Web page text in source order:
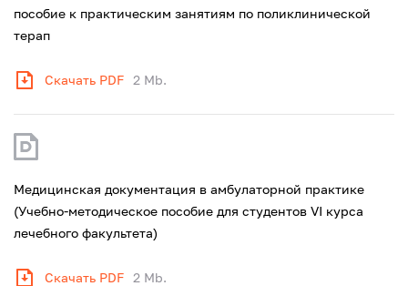
пособие к практическим занятиям по поликлинической
терап
Скачать PDF 2 Mb.
Медицинская документация в амбулаторной практике
(Учебно-методическое пособие для студентов VI курса
лечебного факультета)
Скачать PDF 2 Mb.